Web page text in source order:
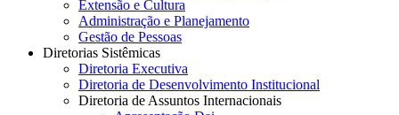
Extensão e Cultura
Administração e Planejamento
Gestão de Pessoas
Diretorias Sistêmicas
Diretoria Executiva
Diretoria de Desenvolvimento Institucional
Diretoria de Assuntos Internacionais